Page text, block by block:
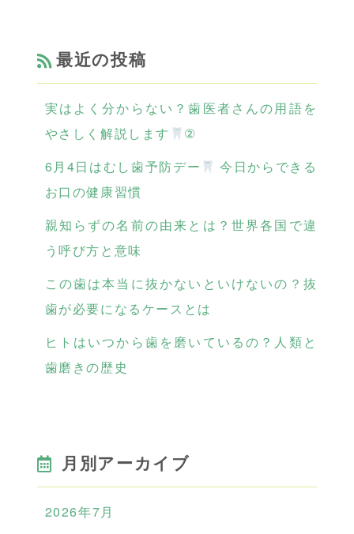
最近の投稿
実はよく分からない？歯医者さんの用語を
やさしく解説します
②
6月4日はむし歯予防デー
今日からできる
お口の健康習慣
親知らずの名前の由来とは？世界各国で違
う呼び方と意味
この歯は本当に抜かないといけないの？抜
歯が必要になるケースとは
ヒトはいつから歯を磨いているの？人類と
歯磨きの歴史
月別アーカイブ
2026年7月